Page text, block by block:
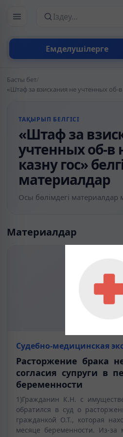
Емделушілерге
Сайттан іздеу
Басты бет/
ТАҚЫРЫП БЕЛГІСІ
«Штаф за
учтенных об-в
казну гос»
материалдар
Осы бөлімдегі
Материалдар
Судебно-медицинская
Расторжение брака
согласия супруги в
беременности
1)Гражданин К.Н. с
обратился в суд о
гражданкой О.Т., которая
месяце беременности. Из-за